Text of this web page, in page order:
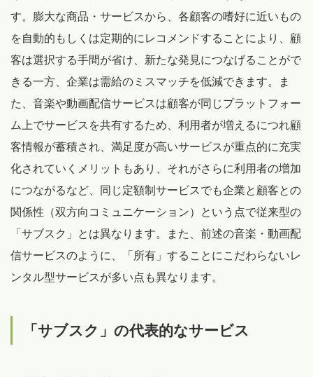
す。膨大な商品・サービスから、各顧客の嗜好に近いもの
を自動的もしくは定期的にレコメンドすることにより、顧
客は選択する手間が省け、新たな発見につなげることがで
きる一方、企業は需給のミスマッチを低減できます。ま
た、音楽や動画配信サービスは顧客が同じプラットフォー
ム上でサービスを共有するため、利用者が増えるにつれ顧
客情報が蓄積され、満足度が高いサービスが重点的に充実
化されていくメリットもあり、それがさらに利用者の増加
につながるなど、同じ定額制サービスでも企業と顧客との
関係性（双方向コミュニケーション）という点で従来型の
「サブスク」とは異なります。また、前述の音楽・動画配
信サービスのように、「所有」することにこだわらないレ
ンタル型サービスが多い点も異なります。
「サブスク」の代表的なサービス